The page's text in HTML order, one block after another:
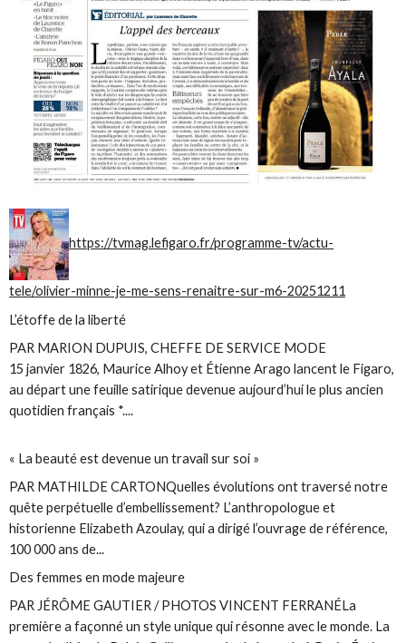
https://tvmag.lefigaro.fr/programme-tv/actu-
tele/olivier-minne-je-me-sens-renaitre-sur-m6-20251211
L’étoffe de la liberté
PAR MARION DUPUIS, CHEFFE DE SERVICE MODE
15 janvier 1826, Maurice Alhoy et Étienne Arago lancent le Figaro,
au départ une feuille satirique devenue aujourd’hui le plus ancien
quotidien français *....
« La beauté est devenue un travail sur soi »
PAR MATHILDE CARTONQuelles évolutions ont traversé notre
quête perpétuelle d’embellissement? L’anthropologue et
historienne Elizabeth Azoulay, qui a dirigé l’ouvrage de référence,
100 000 ans de...
Des femmes en mode majeure
PAR JÉRÔME GAUTIER / PHOTOS VINCENT FERRANÉLa
première a façonné un style unique qui résonne avec le monde. La